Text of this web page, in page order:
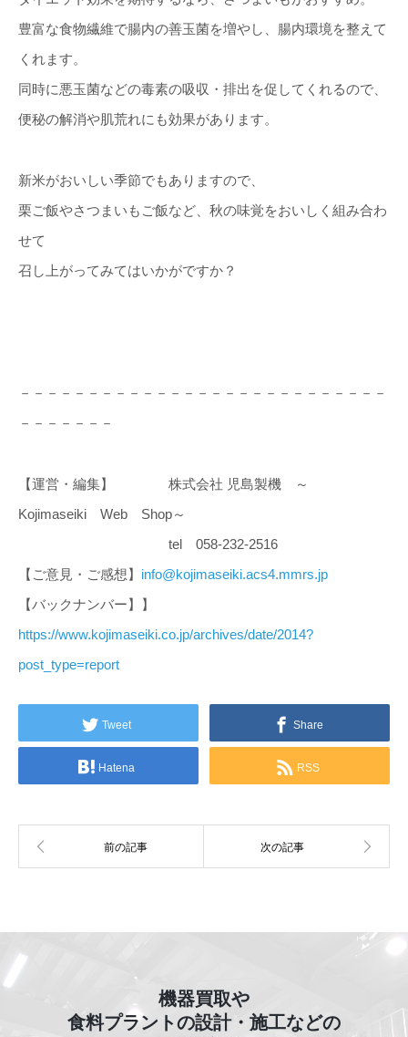
豊富な食物繊維で腸内の善玉菌を増やし、腸内環境を整えて
くれます。
同時に悪玉菌などの毒素の吸収・排出を促してくれるので、
便秘の解消や肌荒れにも効果があります。
新米がおいしい季節でもありますので、
栗ご飯やさつまいもご飯など、秋の味覚をおいしく組み合わ
せて
召し上がってみてはいかがですか？
－－－－－－－－－－－－－－－－－－－－－－－－－－－
－－－－－－－
【運営・編集】 株式会社 児島製機 ～
Kojimaseiki Web Shop～
tel 058-232-2516
【ご意見・ご感想】 info@kojimaseiki.acs4.mmrs.jp
【バックナンバー】】
https://www.kojimaseiki.co.jp/archives/date/2014?
post_type=report
Tweet Share
Hatena RSS
機器買取や
食料プラントの設計・施工などの